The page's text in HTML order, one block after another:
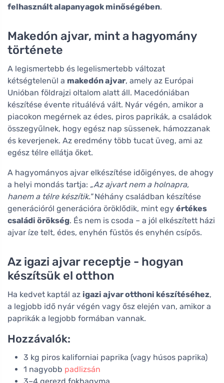
felhasznált alapanyagok minőségében.
Makedón ajvar, mint a hagyomány
története
A legismertebb és legelismertebb változat
kétségtelenül a makedón ajvar, amely az Európai
Unióban földrajzi oltalom alatt áll. Macedóniában
készítése évente rituálévá vált. Nyár végén, amikor a
piacokon megérnek az édes, piros paprikák, a családok
összegyűlnek, hogy egész nap süssenek, hámozzanak
és keverjenek. Az eredmény több tucat üveg, ami az
egész télre ellátja őket.
A hagyományos ajvar elkészítése időigényes, de ahogy
a helyi mondás tartja: „Az ajvart nem a holnapra,
hanem a télre készítik."Néhány családban készítése
generációról generációra öröklődik, mint egy értékes
családi örökség. És nem is csoda – a jól elkészített házi
ajvar íze telt, édes, enyhén füstös és enyhén csípős.
Az igazi ajvar receptje - hogyan
készítsük el otthon
Ha kedvet kaptál az igazi ajvar otthoni készítéséhez,
a legjobb idő nyár végén vagy ősz elején van, amikor a
paprikák a legjobb formában vannak.
Hozzávalók:
3 kg piros kaliforniai paprika (vagy húsos paprika)
1 nagyobb padlizsán